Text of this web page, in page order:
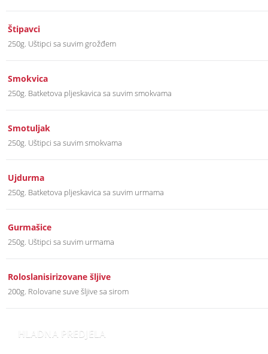
Štipavci
250g. Uštipci sa suvim grožđem
Smokvica
250g. Batketova pljeskavica sa suvim smokvama
Smotuljak
250g. Uštipci sa suvim smokvama
Ujdurma
250g. Batketova pljeskavica sa suvim urmama
Gurmašice
250g. Uštipci sa suvim urmama
Roloslanisirizovane šljive
200g. Rolovane suve šljive sa sirom
HLADNA PREDJELA